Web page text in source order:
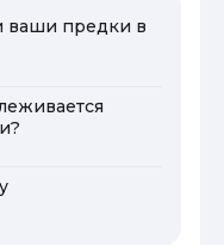
ваши предки в